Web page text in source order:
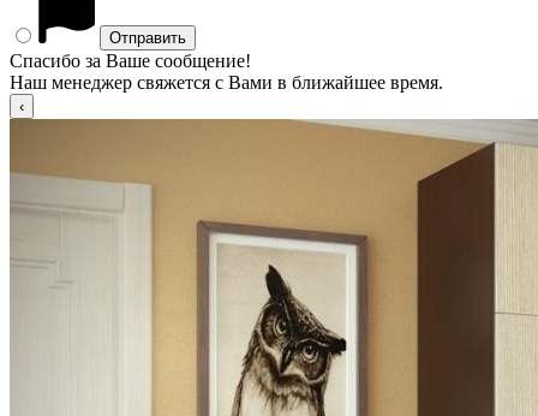
Спасибо за Ваше сообщение!
Наш менеджер свяжется с Вами в ближайшее время.